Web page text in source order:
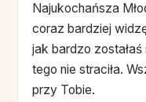
Najukochańsza
coraz bardziej
jak bardzo
tego nie straciła.
przy Tobie.